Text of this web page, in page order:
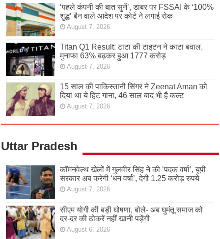
‘पहले कंपनी की बात सुनें’, डाबर पर FSSAI के ‘100%
शुद्ध’ बैन वाले आदेश पर कोर्ट ने लगाई रोक
August 7, 2026
Titan Q1 Result: टाटा की टाइटन ने काटा बवाल,
मुनाफा 63% बढ़कर हुआ 1777 करोड़
August 7, 2026
15 साल की पाकिस्तानी सिंगर ने Zeenat Aman को
दिया था ये हिट गाना, 46 साल बाद भी है कल्ट
August 7, 2026
Uttar Pradesh
कॉमनवेल्थ खेलों में गुलवीर सिंह ने की ‘पदक वर्षा’, यूपी
सरकार अब करेगी ‘धन वर्षा’, देगी 1.25 करोड़ रुपये
August 7, 2026
सीएम योगी की बड़ी घोषणा, बोले- अब घुमंतू समाज को
दर-दर की ठोकरें नहीं खानी पड़ेंगी
August 6, 2026